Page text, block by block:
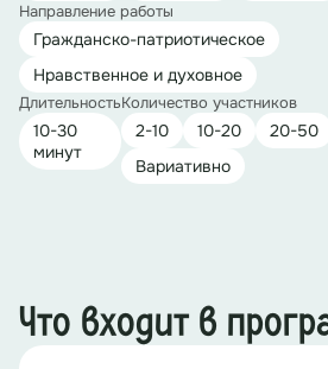
Направление работы
Гражданско-патриотическое
Нравственное и духовное
Длительность
10-30
минут
Количество участников
2-10 10-20 20-50
Вариативно
Что входит в